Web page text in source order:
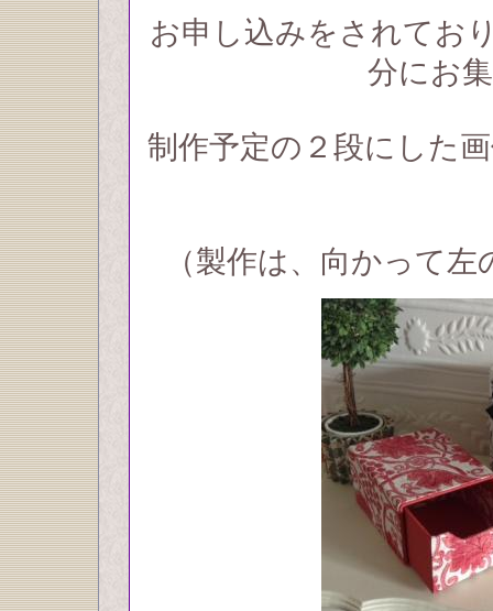
お申し込みをされてお
分にお
制作予定の２段にした
（製作は、向かって